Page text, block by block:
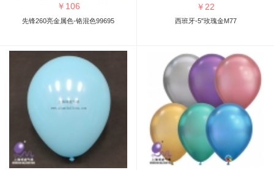
￥ 106
先锋260亮金属色-铬混色99695
￥ 22
西班牙-5"玫瑰金M77